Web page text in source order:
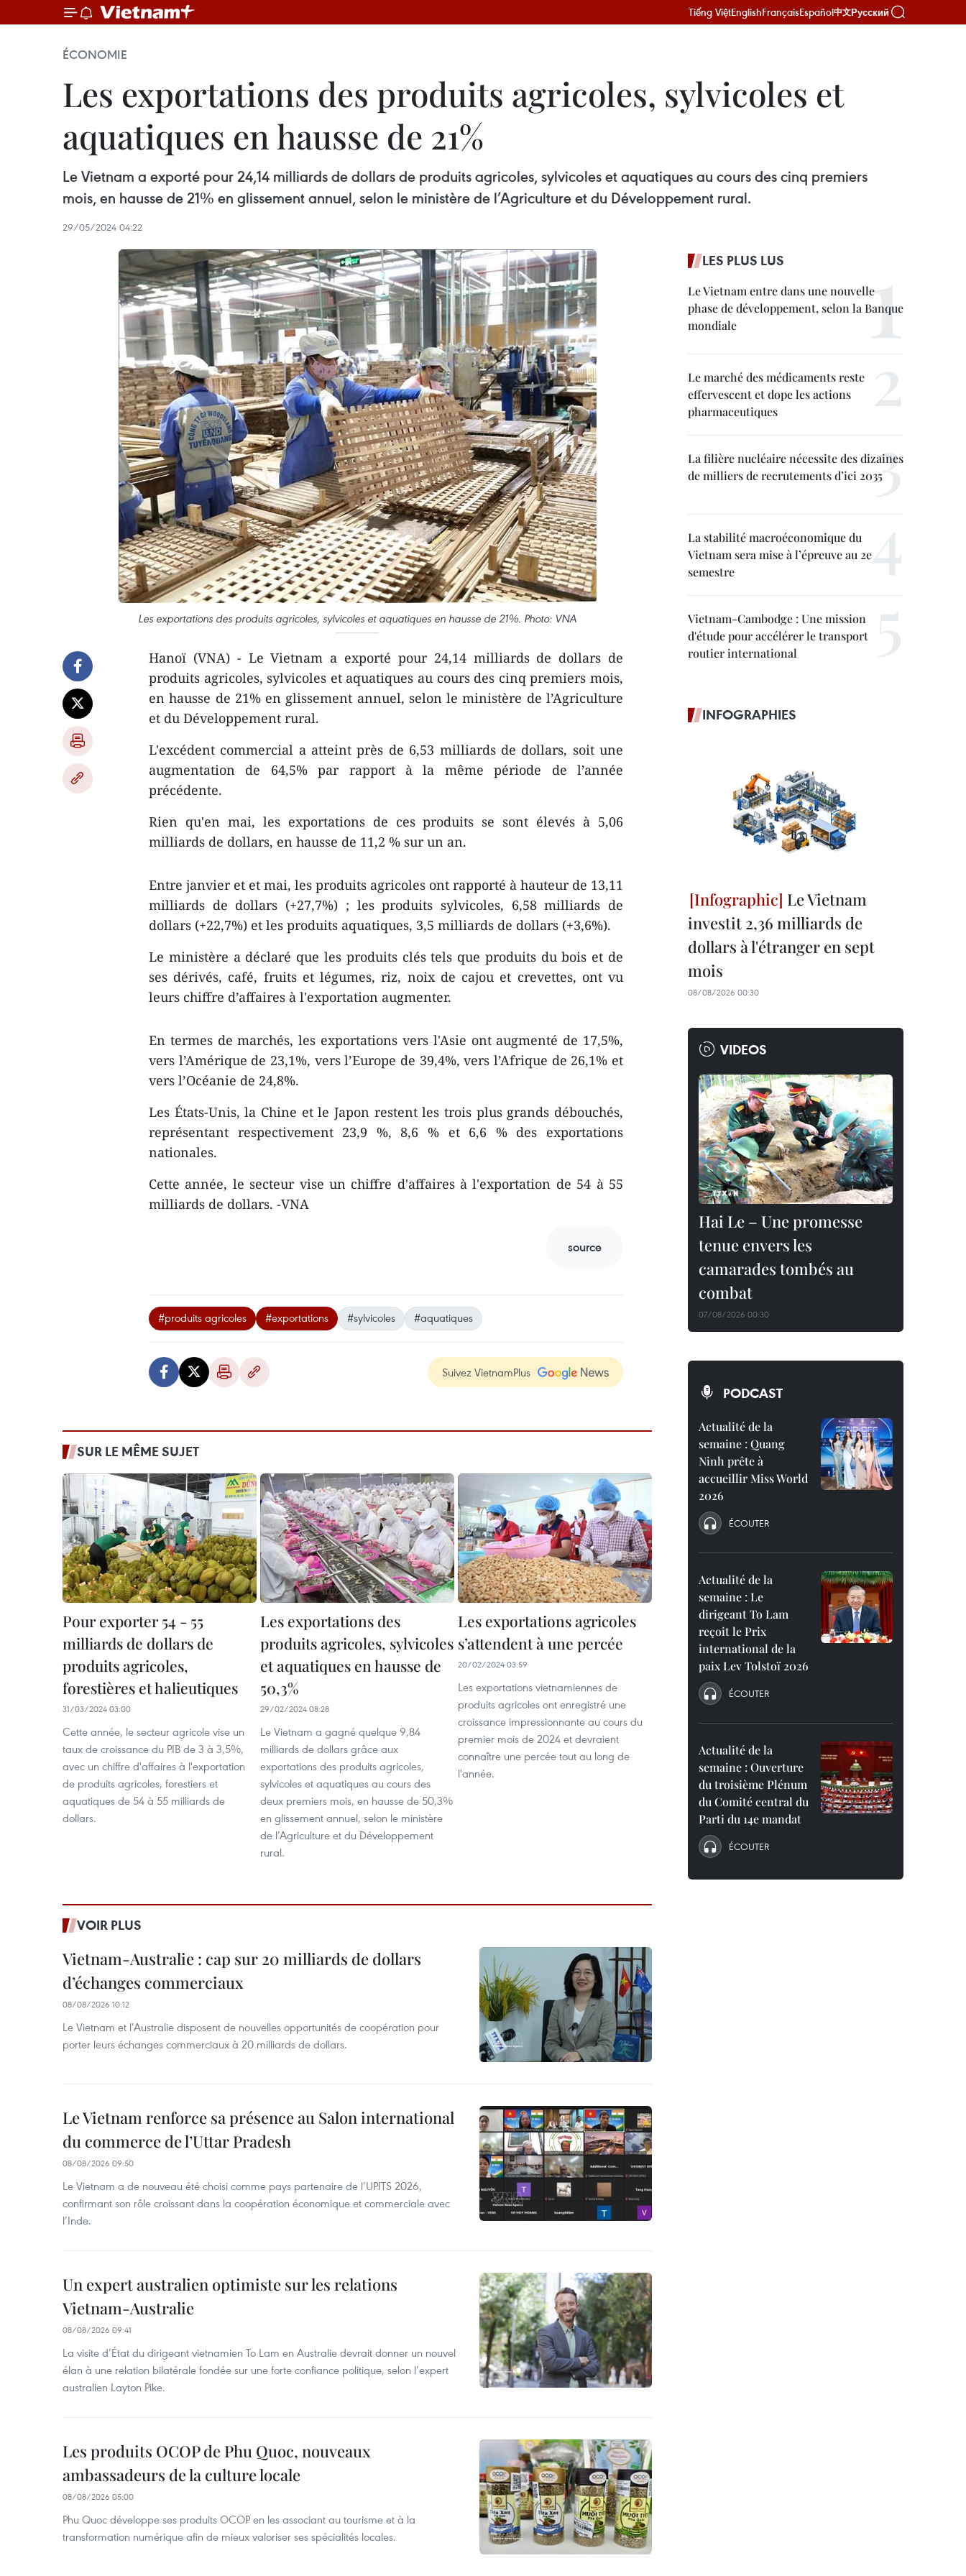
Tiếng ViệtEnglishFrançaisEspañol中文Русский
ÉCONOMIE
Les exportations des produits agricoles, sylvicoles et
aquatiques en hausse de 21%
Le Vietnam a exporté pour 24,14 milliards de dollars de produits agricoles, sylvicoles et aquatiques au cours des cinq premiers
mois, en hausse de 21% en glissement annuel, selon le ministère de l’Agriculture et du Développement rural.
29/05/2024 04:22
Les exportations des produits agricoles, sylvicoles et aquatiques en hausse de 21%. Photo: VNA
Hanoï (VNA) - Le Vietnam a exporté pour 24,14 milliards de dollars de
produits agricoles, sylvicoles et aquatiques au cours des cinq premiers mois,
en hausse de 21% en glissement annuel, selon le ministère de l’Agriculture
et du Développement rural.
L'excédent commercial a atteint près de 6,53 milliards de dollars, soit une
augmentation de 64,5% par rapport à la même période de l’année
précédente.
Rien qu'en mai, les exportations de ces produits se sont élevés à 5,06
milliards de dollars, en hausse de 11,2 % sur un an.
Entre janvier et et mai, les produits agricoles ont rapporté à hauteur de 13,11
milliards de dollars (+27,7%) ; les produits sylvicoles, 6,58 milliards de
dollars (+22,7%) et les produits aquatiques, 3,5 milliards de dollars (+3,6%).
Le ministère a déclaré que les produits clés tels que produits du bois et de
ses dérivés, café, fruits et légumes, riz, noix de cajou et crevettes, ont vu
leurs chiffre d’affaires à l'exportation augmenter.
En termes de marchés, les exportations vers l'Asie ont augmenté de 17,5%,
vers l’Amérique de 23,1%, vers l’Europe de 39,4%, vers l’Afrique de 26,1% et
vers l’Océanie de 24,8%.
Les États-Unis, la Chine et le Japon restent les trois plus grands débouchés,
représentant respectivement 23,9 %, 8,6 % et 6,6 % des exportations
nationales.
Cette année, le secteur vise un chiffre d'affaires à l'exportation de 54 à 55
milliards de dollars. -VNA
source
#produits agricoles #exportations #sylvicoles #aquatiques
Suivez VietnamPlus
SUR LE MÊME SUJET
Pour exporter 54 - 55
milliards de dollars de
produits agricoles,
forestières et halieutiques
31/03/2024 03:00
Cette année, le secteur agricole vise un
taux de croissance du PIB de 3 à 3,5%,
avec un chiffre d'affaires à l'exportation
de produits agricoles, forestiers et
aquatiques de 54 à 55 milliards de
dollars.
Les exportations des
produits agricoles, sylvicoles
et aquatiques en hausse de
50,3%
29/02/2024 08:28
Le Vietnam a gagné quelque 9,84
milliards de dollars grâce aux
exportations des produits agricoles,
sylvicoles et aquatiques au cours des
deux premiers mois, en hausse de 50,3%
en glissement annuel, selon le ministère
de l’Agriculture et du Développement
rural. ​
Les exportations agricoles
s’attendent à une percée
20/02/2024 03:59
Les exportations vietnamiennes de
produits agricoles ont enregistré une
croissance impressionnante au cours du
premier mois de 2024 et devraient
connaître une percée tout au long de
l'année.
VOIR PLUS
Vietnam-Australie : cap sur 20 milliards de dollars
d’échanges commerciaux
08/08/2026 10:12
Le Vietnam et l’Australie disposent de nouvelles opportunités de coopération pour
porter leurs échanges commerciaux à 20 milliards de dollars.
Le Vietnam renforce sa présence au Salon international
du commerce de l’Uttar Pradesh
08/08/2026 09:50
Le Vietnam a de nouveau été choisi comme pays partenaire de l’UPITS 2026,
confirmant son rôle croissant dans la coopération économique et commerciale avec
l’Inde.
Un expert australien optimiste sur les relations
Vietnam-Australie
08/08/2026 09:41
La visite d’État du dirigeant vietnamien To Lam en Australie devrait donner un nouvel
élan à une relation bilatérale fondée sur une forte confiance politique, selon l’expert
australien Layton Pike.
Les produits OCOP de Phu Quoc, nouveaux
ambassadeurs de la culture locale
08/08/2026 05:00
Phu Quoc développe ses produits OCOP en les associant au tourisme et à la
transformation numérique afin de mieux valoriser ses spécialités locales.
LES PLUS LUS
Le Vietnam entre dans une nouvelle
phase de développement, selon la Banque
mondiale
Le marché des médicaments reste
effervescent et dope les actions
pharmaceutiques
La filière nucléaire nécessite des dizaines
de milliers de recrutements d’ici 2035
La stabilité macroéconomique du
Vietnam sera mise à l’épreuve au 2e
semestre
Vietnam-Cambodge : Une mission
d'étude pour accélérer le transport
routier international
INFOGRAPHIES
Le Vietnam
investit 2,36 milliards de
dollars à l'étranger en sept
mois
08/08/2026 00:30
VIDEOS
Hai Le – Une promesse
tenue envers les
camarades tombés au
combat
07/08/2026 00:30
PODCAST
Actualité de la
semaine : Quang
Ninh prête à
accueillir Miss World
2026
ÉCOUTER
Actualité de la
semaine : Le
dirigeant To Lam
reçoit le Prix
international de la
paix Lev Tolstoï 2026
ÉCOUTER
Actualité de la
semaine : Ouverture
du troisième Plénum
du Comité central du
Parti du 14e mandat
ÉCOUTER